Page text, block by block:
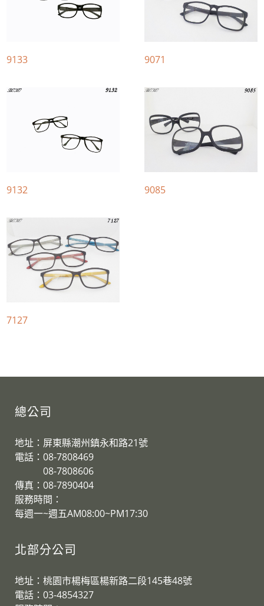
9133 9071
9132 9085
7127
總公司
地址：屏東縣潮州鎮永和路21號
電話：08-7808469
08-7808606
傳真：08-7890404
服務時間：
每週一~週五AM08:00~PM17:30
北部分公司
地址：桃園市楊梅區楊新路二段145巷48號
電話：03-4854327